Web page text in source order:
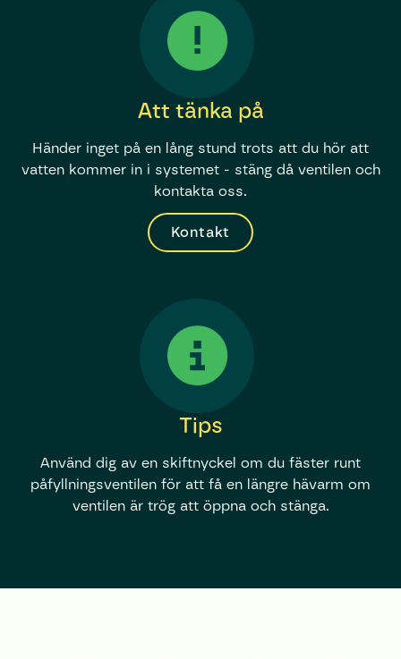
Att tänka på
Händer inget på en lång stund trots att du hör att
vatten kommer in i systemet - stäng då ventilen och
kontakta oss.
Kontakt
Tips
Använd dig av en skiftnyckel om du fäster runt
påfyllningsventilen för att få en längre hävarm om
ventilen är trög att öppna och stänga.